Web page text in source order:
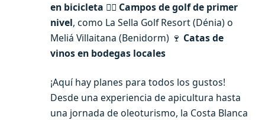
en bicicleta 🏌️‍♂️ Campos de golf de primer
nivel, como La Sella Golf Resort (Dénia) o
Meliá Villaitana (Benidorm) 🍷 Catas de
vinos en bodegas locales
¡Aquí hay planes para todos los gustos!
Desde una experiencia de apicultura hasta
una jornada de oleoturismo, la Costa Blanca